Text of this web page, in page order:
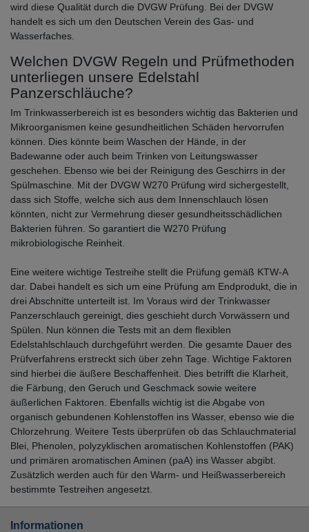
wird diese Qualität durch die DVGW Prüfung. Bei der DVGW
handelt es sich um den Deutschen Verein des Gas- und
Wasserfaches.
Welchen DVGW Regeln und Prüfmethoden
unterliegen unsere Edelstahl
Panzerschläuche?
Im Trinkwasserbereich ist es besonders wichtig das Bakterien und
Mikroorganismen keine gesundheitlichen Schäden hervorrufen
können. Dies könnte beim Waschen der Hände, in der
Badewanne oder auch beim Trinken von Leitungswasser
geschehen. Ebenso wie bei der Reinigung des Geschirrs in der
Spülmaschine. Mit der DVGW W270 Prüfung wird sichergestellt,
dass sich Stoffe, welche sich aus dem Innenschlauch lösen
könnten, nicht zur Vermehrung dieser gesundheitsschädlichen
Bakterien führen. So garantiert die W270 Prüfung
mikrobiologische Reinheit.
Eine weitere wichtige Testreihe stellt die Prüfung gemäß KTW-A
dar. Dabei handelt es sich um eine Prüfung am Endprodukt, die in
drei Abschnitte unterteilt ist. Im Voraus wird der Trinkwasser
Panzerschlauch gereinigt, dies geschieht durch Vorwässern und
Spülen. Nun können die Tests mit an dem flexiblen
Edelstahlschlauch durchgeführt werden. Die gesamte Dauer des
Prüfverfahrens erstreckt sich über zehn Tage. Wichtige Faktoren
sind hierbei die äußere Beschaffenheit. Dies betrifft die Klarheit,
die Färbung, den Geruch und Geschmack sowie weitere
äußerlichen Faktoren. Ebenfalls wichtig ist die Abgabe von
organisch gebundenen Kohlenstoffen ins Wasser, ebenso wie die
Chlorzehrung. Weitere Tests überprüfen ob das Schlauchmaterial
Blei, Phenolen, polyzyklischen aromatischen Kohlenstoffen (PAK)
und primären aromatischen Aminen (paA) ins Wasser abgibt.
Zusätzlich werden auch für den Warm- und Heißwasserbereich
bestimmte Testreihen angesetzt.
Informationen